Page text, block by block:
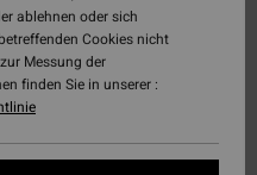
ablehnen oder sich
Cookies nicht
Messung der
finden Sie in unserer :